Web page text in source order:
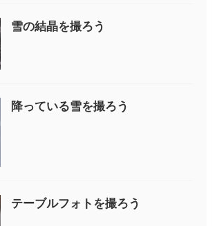
雪の結晶を撮ろう
降っている雪を撮ろう
テーブルフォトを撮ろう